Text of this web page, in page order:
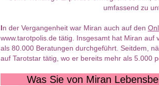
umfassend zu
In der Vergangenheit war Miran auch auf den
www.tarotpolis.de tätig. Insgesamt hat Miran
als 80.000 Beratungen durchgeführt. Seitdem,
auf Tarotstar tätig, wo er bereits mehr als 5.000
Was Sie von Miran